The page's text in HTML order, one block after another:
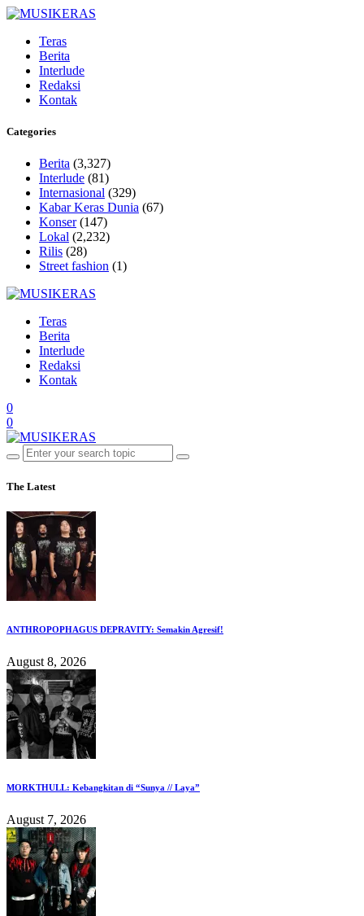
Teras
Berita
Interlude
Redaksi
Kontak
Categories
Berita (3,327)
Interlude (81)
Internasional (329)
Kabar Keras Dunia (67)
Konser(147)
Lokal (2,232)
Rilis (28)
Street fashion (1)
Teras
Berita
Interlude
Redaksi
Kontak
0
0
The Latest
ANTHROPOPHAGUS DEPRAVITY: Semakin Agresif!
August 8, 2026
MORKTHULL: Kebangkitan di “Sunya // Laya”
August 7, 2026